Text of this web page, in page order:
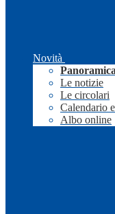
Novità
Panoramica
Le notizie
Le circolari
Calendario
Albo online